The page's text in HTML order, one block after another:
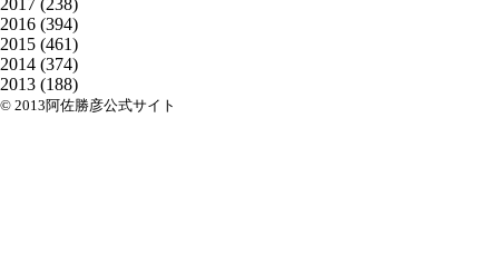
2016 (394)
2015 (461)
2014 (374)
2013 (188)
© 2013阿佐勝彦公式サイト